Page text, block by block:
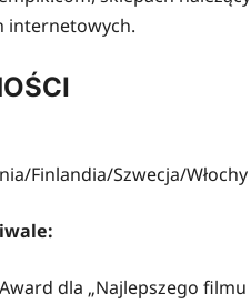
internetowych.
Finlandia/Szwecja/
dla „Najlepszego